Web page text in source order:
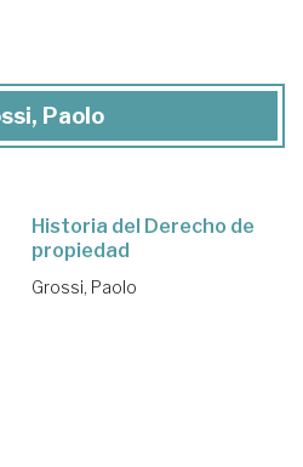
Paolo
Historia del Derecho de
propiedad
Grossi, Paolo